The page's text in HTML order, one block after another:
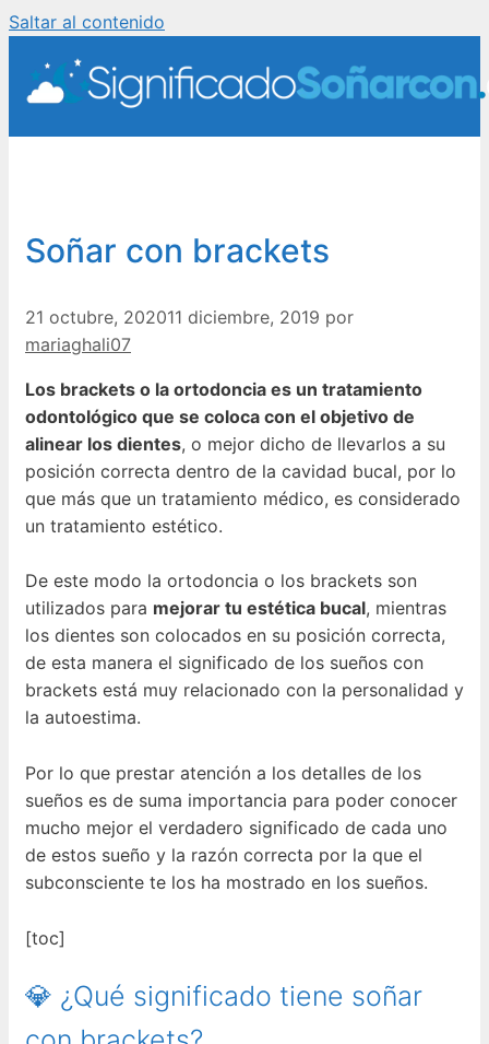
Saltar al contenido
Soñar con brackets
21 octubre, 202011 diciembre, 2019 por
mariaghali07
Los brackets o la ortodoncia es un tratamiento
odontológico que se coloca con el objetivo de
alinear los dientes, o mejor dicho de llevarlos a su
posición correcta dentro de la cavidad bucal, por lo
que más que un tratamiento médico, es considerado
un tratamiento estético.
De este modo la ortodoncia o los brackets son
utilizados para mejorar tu estética bucal, mientras
los dientes son colocados en su posición correcta,
de esta manera el significado de los sueños con
brackets está muy relacionado con la personalidad y
la autoestima.
Por lo que prestar atención a los detalles de los
sueños es de suma importancia para poder conocer
mucho mejor el verdadero significado de cada uno
de estos sueño y la razón correcta por la que el
subconsciente te los ha mostrado en los sueños.
[toc]
💎 ¿Qué significado tiene soñar